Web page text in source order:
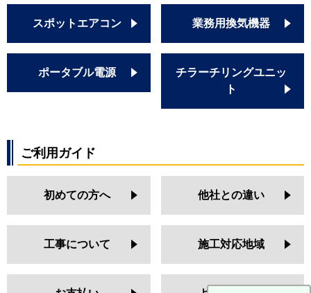
スポットエアコン 業務用換気機器
ポータブル電源
チラーチリングユニッ
ト
ご利用ガイド
初めての方へ 他社との違い
工事について 施工対応地域